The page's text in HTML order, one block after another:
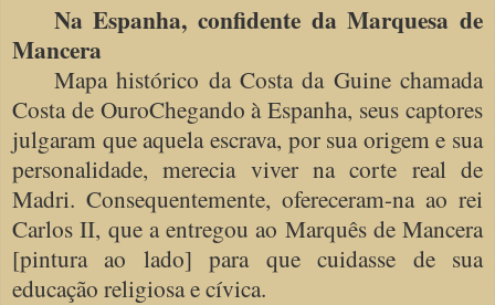
Na Espanha, confidente da Marquesa de
Mancera
Mapa histórico da Costa da Guine chamada
Costa de OuroChegando à Espanha, seus captores
julgaram que aquela escrava, por sua origem e sua
personalidade, merecia viver na corte real de
Madri. Consequentemente, ofereceram-na ao rei
Carlos II, que a entregou ao Marquês de Mancera
[pintura ao lado] para que cuidasse de sua
educação religiosa e cívica.